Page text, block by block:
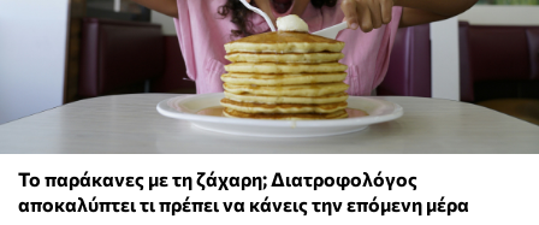
Το παράκανες με τη ζάχαρη; Διατροφολόγος
αποκαλύπτει τι πρέπει να κάνεις την επόμενη μέρα